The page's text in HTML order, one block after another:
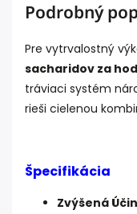
Podrobný
Pre vytrvalostný
sacharidov za
tráviaci systém
rieši cielenou
Špecifikácia
Zvýšená